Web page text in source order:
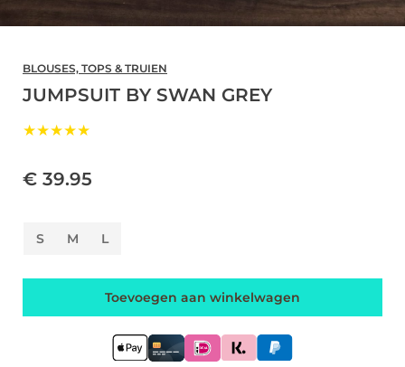
BLOUSES, TOPS & TRUIEN
JUMPSUIT BY SWAN GREY
★★★★★
€ 39.95
S M L
Toevoegen aan winkelwagen